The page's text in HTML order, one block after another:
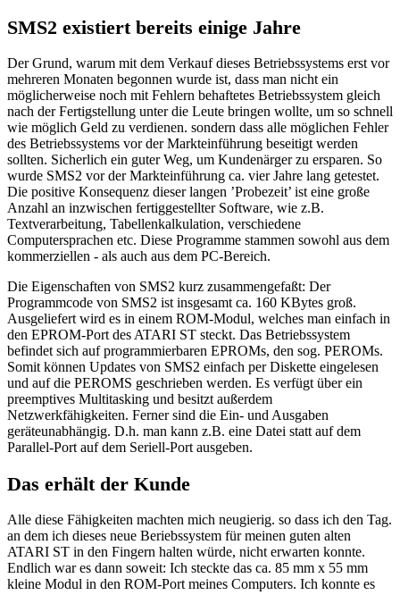
SMS2 existiert bereits einige Jahre
Der Grund, warum mit dem Verkauf dieses Betriebssystems erst vor
mehreren Monaten begonnen wurde ist, dass man nicht ein
möglicherweise noch mit Fehlern behaftetes Betriebssystem gleich
nach der Fertigstellung unter die Leute bringen wollte, um so schnell
wie möglich Geld zu verdienen. sondern dass alle möglichen Fehler
des Betriebssystems vor der Markteinführung beseitigt werden
sollten. Sicherlich ein guter Weg, um Kundenärger zu ersparen. So
wurde SMS2 vor der Markteinführung ca. vier Jahre lang getestet.
Die positive Konsequenz dieser langen ’Probezeit’ ist eine große
Anzahl an inzwischen fertiggestellter Software, wie z.B.
Textverarbeitung, Tabellenkalkulation, verschiedene
Computersprachen etc. Diese Programme stammen sowohl aus dem
kommerziellen - als auch aus dem PC-Bereich.
Die Eigenschaften von SMS2 kurz zusammengefaßt: Der
Programmcode von SMS2 ist insgesamt ca. 160 KBytes groß.
Ausgeliefert wird es in einem ROM-Modul, welches man einfach in
den EPROM-Port des ATARI ST steckt. Das Betriebssystem
befindet sich auf programmierbaren EPROMs, den sog. PEROMs.
Somit können Updates von SMS2 einfach per Diskette eingelesen
und auf die PEROMS geschrieben werden. Es verfügt über ein
preemptives Multitasking und besitzt außerdem
Netzwerkfähigkeiten. Ferner sind die Ein- und Ausgaben
geräteunabhängig. D.h. man kann z.B. eine Datei statt auf dem
Parallel-Port auf dem Seriell-Port ausgeben.
Das erhält der Kunde
Alle diese Fähigkeiten machten mich neugierig. so dass ich den Tag.
an dem ich dieses neue Beriebssystem für meinen guten alten
ATARI ST in den Fingern halten würde, nicht erwarten konnte.
Endlich war es dann soweit: Ich steckte das ca. 85 mm x 55 mm
kleine Modul in den ROM-Port meines Computers. Ich konnte es